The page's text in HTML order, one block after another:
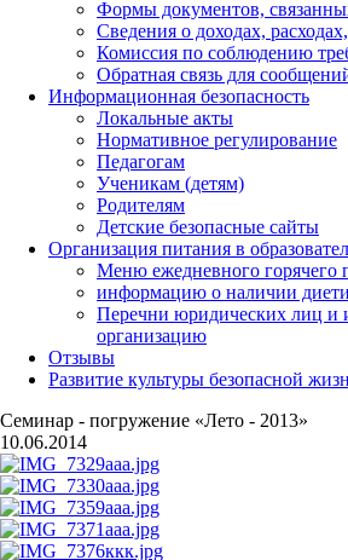
Формы документов,
Сведения о доходах,
Комиссия по соблюдению
Обратная связь для
Информационная безопасность
Локальные акты
Нормативное регулирование
Педагогам
Ученикам (детям)
Родителям
Детские безопасные сайты
Организация питания в
Меню ежедневного горячего
информацию о наличии
Перечни юридических лиц и
организацию
Отзывы
Развитие культуры безопасной
Семинар - погружение «Лето - 2013»
10.06.2014